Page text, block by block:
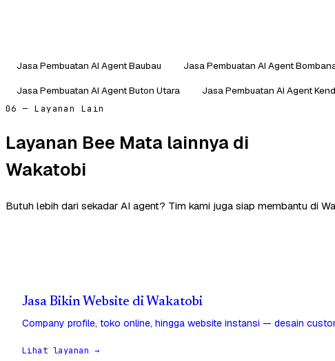
Jasa Pembuatan AI Agent Baubau Jasa Pembuatan AI Agent
Jasa Pembuatan AI Agent Buton Utara
Jasa Pembuatan AI Agent
06 — Layanan Lain
Layanan Bee Mata lainnya di
Wakatobi
Butuh lebih dari sekadar AI agent? Tim kami juga siap membantu di
Jasa Bikin Website di Wakatobi
Company profile, toko online, hingga website instansi — desain
Lihat layanan →